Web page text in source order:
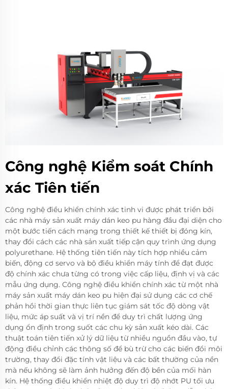
Công nghệ Kiểm soát Chính
xác Tiên tiến
Công nghệ điều khiển chính xác tinh vi được phát triển bởi
các nhà máy sản xuất máy dán keo pu hàng đầu đại diện cho
một bước tiến cách mạng trong thiết kế thiết bị đóng kín,
thay đổi cách các nhà sản xuất tiếp cận quy trình ứng dụng
polyurethane. Hệ thống tiên tiến này tích hợp nhiều cảm
biến, động cơ servo và bộ điều khiển máy tính để đạt được
độ chính xác chưa từng có trong việc cấp liệu, định vị và các
mẫu ứng dụng. Công nghệ điều khiển chính xác từ một nhà
máy sản xuất máy dán keo pu hiện đại sử dụng các cơ chế
phản hồi thời gian thực liên tục giám sát tốc độ dòng vật
liệu, mức áp suất và vị trí nền để duy trì chất lượng ứng
dụng ổn định trong suốt các chu kỳ sản xuất kéo dài. Các
thuật toán tiên tiến xử lý dữ liệu từ nhiều nguồn đầu vào, tự
động điều chỉnh các thông số để bù trừ cho các biến đổi môi
trường, thay đổi đặc tính vật liệu và các bất thường của nền
mà nếu không sẽ làm ảnh hưởng đến độ bền của mối hàn
kín. Hệ thống điều khiển nhiệt độ duy trì độ nhớt PU tối ưu